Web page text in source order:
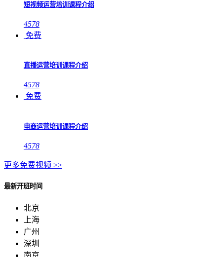
短视频运营培训课程介绍
4578
免费
直播运营培训课程介绍
4578
免费
电商运营培训课程介绍
4578
更多免费视频 >>
最新开班时间
北京
上海
广州
深圳
南京